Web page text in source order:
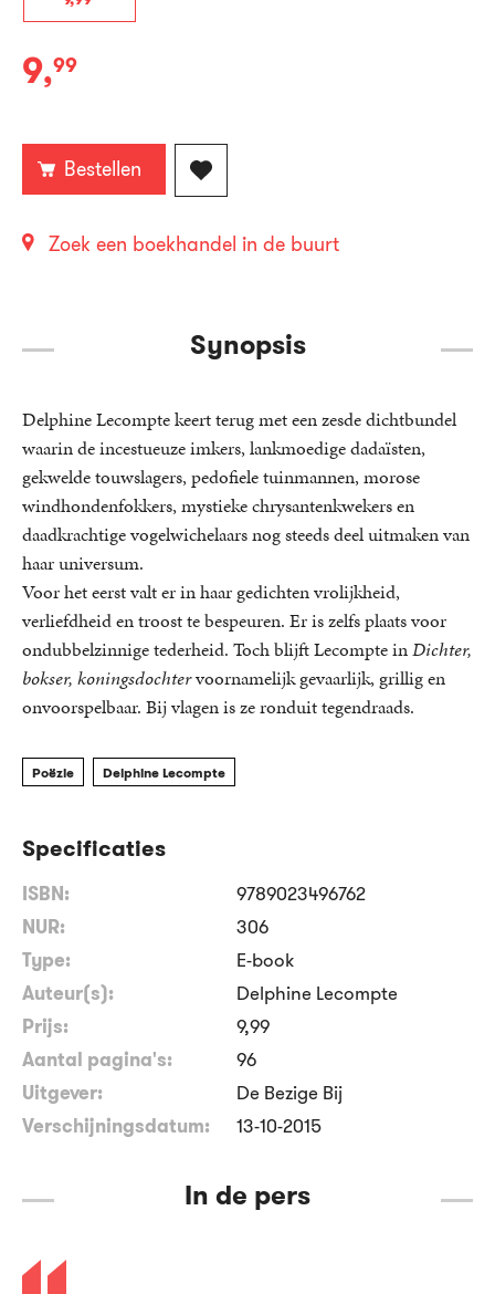
E-
9,99
Bestellen
Zoek een boekhandel in de buurt
Synopsis
Delphine Lecompte keert terug met een zesde dichtbundel
waarin de incestueuze imkers, lankmoedige dadaïsten,
gekwelde touwslagers, pedofiele tuinmannen, morose
windhondenfokkers, mystieke chrysantenkwekers en
daadkrachtige vogelwichelaars nog steeds deel uitmaken van
haar universum.
Voor het eerst valt er in haar gedichten vrolijkheid,
verliefdheid en troost te bespeuren. Er is zelfs plaats voor
ondubbelzinnige tederheid. Toch blijft Lecompte inDichter,
bokser, koningsdochtervoornamelijk gevaarlijk, grillig en
onvoorspelbaar. Bij vlagen is ze ronduit tegendraads.
Poëzie Delphine Lecompte
Specificaties
ISBN:
9789023496762
NUR:
306
Type:
E-book
Auteur(s):
Delphine Lecompte
Prijs:
9,99
Aantal pagina's:
96
Uitgever:
De Bezige Bij
Verschijningsdatum:
13-10-2015
In de pers